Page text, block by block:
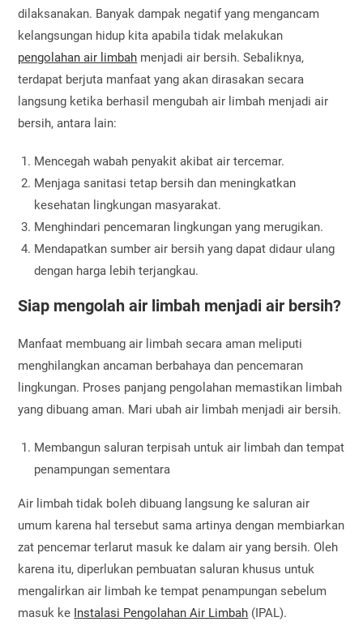
dilaksanakan. Banyak dampak negatif yang mengancam
kelangsungan hidup kita apabila tidak melakukan
pengolahan air limbah menjadi air bersih. Sebaliknya,
terdapat berjuta manfaat yang akan dirasakan secara
langsung ketika berhasil mengubah air limbah menjadi air
bersih, antara lain:
Mencegah wabah penyakit akibat air tercemar.
Menjaga sanitasi tetap bersih dan meningkatkan
kesehatan lingkungan masyarakat.
Menghindari pencemaran lingkungan yang merugikan.
Mendapatkan sumber air bersih yang dapat didaur ulang
dengan harga lebih terjangkau.
Siap mengolah air limbah menjadi air bersih?
Manfaat membuang air limbah secara aman meliputi
menghilangkan ancaman berbahaya dan pencemaran
lingkungan. Proses panjang pengolahan memastikan limbah
yang dibuang aman. Mari ubah air limbah menjadi air bersih.
Membangun saluran terpisah untuk air limbah dan tempat
penampungan sementara
Air limbah tidak boleh dibuang langsung ke saluran air
umum karena hal tersebut sama artinya dengan membiarkan
zat pencemar terlarut masuk ke dalam air yang bersih. Oleh
karena itu, diperlukan pembuatan saluran khusus untuk
mengalirkan air limbah ke tempat penampungan sebelum
masuk ke Instalasi Pengolahan Air Limbah (IPAL).